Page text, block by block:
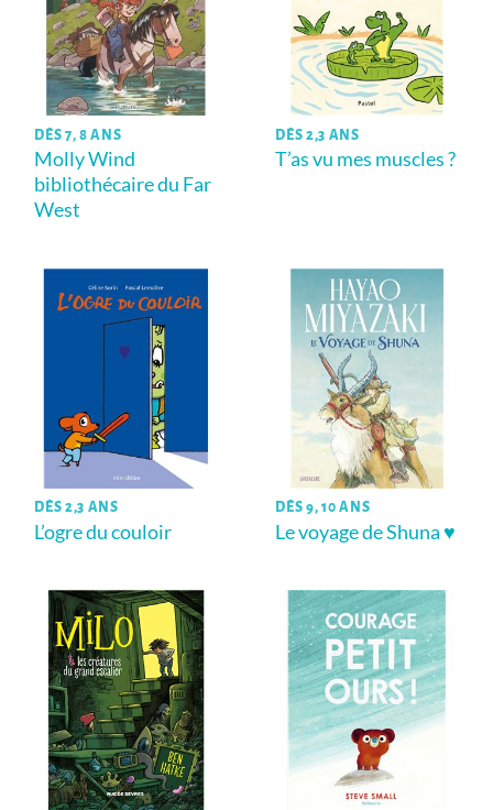
DÈS 7, 8 ANS
Molly Wind
bibliothécaire du Far
West
DÈS 2,3 ANS
T’as vu mes muscles ?
DÈS 2,3 ANS
L’ogre du couloir
DÈS 9, 10 ANS
Le voyage de Shuna ♥